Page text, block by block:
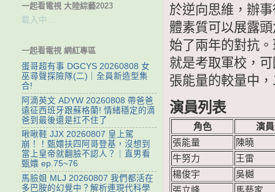
於逆向思維，辦
體素質可以展露
始了兩年的對抗
就是考取軍校，
張能量的較量中
演員列表
角色
演員
張能量
陳曉
牛努力
王雷
楊俊宇
吳樾
一起看電視 大陸綜藝2023
載入中…
一起看電視 網紅專區
蛋哥超有事 DGCYS 20260808 女
巫尋聲探險隊(二)｜全員新造型集
合!
阿滴英文 ADYW 20260808 帶爸爸
遠征西班牙跟蘇格蘭! 情緒穩定的滴
爸到最後還是扛不住了
啾啾鞋 JJX 20260807 皇上駕
崩！！甄嬛扶四阿哥登基，沒想到
當上皇帝就翻臉不認人？｜直男看
甄嬛 ep.75~76
馬臉姐 MLJ 20260807 我們都活在
多巴胺的幻覺中？解析連現代科學